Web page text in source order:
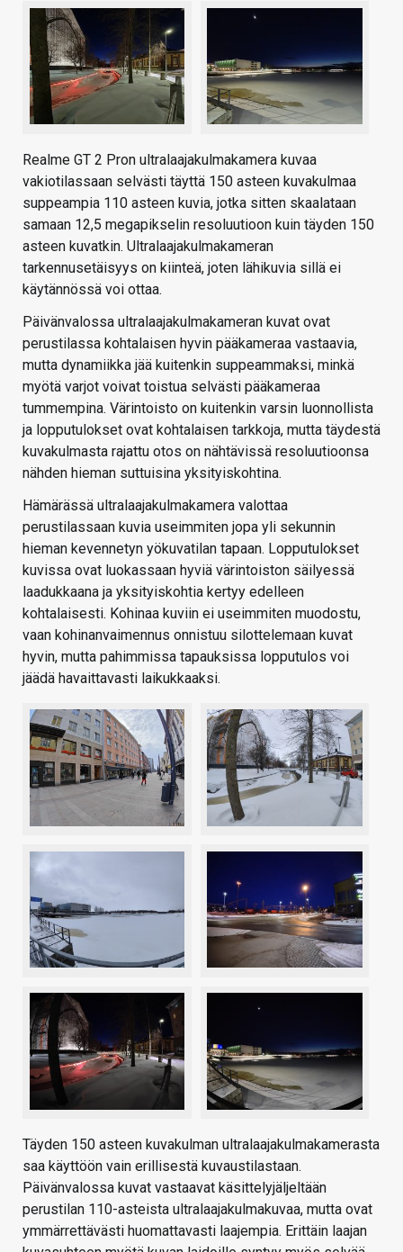
Realme GT 2 Pron ultralaajakulmakamera kuvaa
vakiotilassaan selvästi täyttä 150 asteen kuvakulmaa
suppeampia 110 asteen kuvia, jotka sitten skaalataan
samaan 12,5 megapikselin resoluutioon kuin täyden 150
asteen kuvatkin. Ultralaajakulmakameran
tarkennusetäisyys on kiinteä, joten lähikuvia sillä ei
käytännössä voi ottaa.
Päivänvalossa ultralaajakulmakameran kuvat ovat
perustilassa kohtalaisen hyvin pääkameraa vastaavia,
mutta dynamiikka jää kuitenkin suppeammaksi, minkä
myötä varjot voivat toistua selvästi pääkameraa
tummempina. Värintoisto on kuitenkin varsin luonnollista
ja lopputulokset ovat kohtalaisen tarkkoja, mutta täydestä
kuvakulmasta rajattu otos on nähtävissä resoluutioonsa
nähden hieman suttuisina yksityiskohtina.
Hämärässä ultralaajakulmakamera valottaa
perustilassaan kuvia useimmiten jopa yli sekunnin
hieman kevennetyn yökuvatilan tapaan. Lopputulokset
kuvissa ovat luokassaan hyviä värintoiston säilyessä
laadukkaana ja yksityiskohtia kertyy edelleen
kohtalaisesti. Kohinaa kuviin ei useimmiten muodostu,
vaan kohinanvaimennus onnistuu silottelemaan kuvat
hyvin, mutta pahimmissa tapauksissa lopputulos voi
jäädä havaittavasti laikukkaaksi.
Täyden 150 asteen kuvakulman ultralaajakulmakamerasta
saa käyttöön vain erillisestä kuvaustilastaan.
Päivänvalossa kuvat vastaavat käsittelyjäljeltään
perustilan 110-asteista ultralaajakulmakuvaa, mutta ovat
ymmärrettävästi huomattavasti laajempia. Erittäin laajan